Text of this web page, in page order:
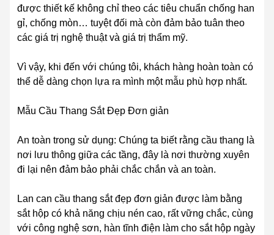
được thiết kế không chỉ theo các tiêu chuẩn chống han
gỉ, chống mòn… tuyệt đối mà còn đảm bảo tuân theo
các giá trị nghệ thuật và giá trị thẩm mỹ.
Vì vậy, khi đến với chúng tôi, khách hàng hoàn toàn có
thể dễ dàng chọn lựa ra mình một mẫu phù hợp nhất.
Mẫu Cầu Thang Sắt Đẹp Đơn giản
An toàn trong sử dụng: Chúng ta biết rằng cầu thang là
nơi lưu thông giữa các tầng, đây là nơi thường xuyên
đi lại nên đảm bảo phải chắc chắn và an toàn.
Lan can cầu thang sắt đẹp đơn giản được làm bằng
sắt hộp có khả năng chịu nén cao, rất vững chắc, cùng
với công nghệ sơn, hàn tĩnh điện làm cho sắt hộp ngày